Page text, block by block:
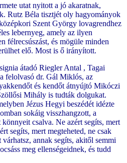
utat nyitott a jó akaratnak,
Rutz Béla tisztjét oly hagyományok
Szent György lovagrendhez
lebernyeg, amely az ilyen
félrecsúszást, és mögüle minden
elő. Most is ő irányított.
átadó Riegler Antal , Tagai
felolvasó dr. Gál Miklós, az
és kendőt átnyújtó Mikóczi
Mihály is tudták dolgukat.
Jézus Hegyi beszédét idézte
sokáig visszhangzott, a
csalva. Ne azért segíts, mert
segíts, mert megteheted, ne csak
annak segíts, akitől semmi
meg ellenségeidnek, és tudd